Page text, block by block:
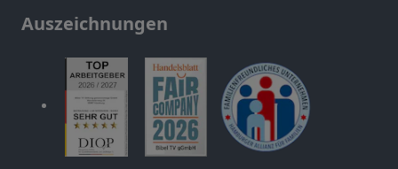
Auszeichnungen